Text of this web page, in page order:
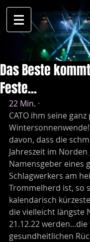
Das Beste
Feste...
22 Min. ·
CATO ihm seine
davon, dass die
Jahreszeit im
Namensgeber eines
Schlagwerkers am
Trommelherd ist, so
kalendarisch
die vielleicht längste
21.12.22 werden...die
gesundheitlichen